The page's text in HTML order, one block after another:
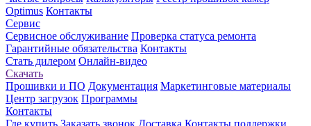
Optimus Контакты
Сервис
Сервисное обслуживание Проверка статуса ремонта
Гарантийные обязательства Контакты
Стать дилером Онлайн-видео
Скачать
Прошивки и ПО Документация Маркетинговые материалы
Центр загрузок Программы
Контакты
Где купить Заказать звонок Доставка Контакты поддержки